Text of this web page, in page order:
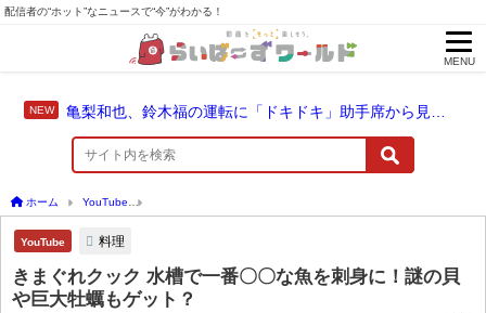
配信者の“ホット”なニュースで“今”がわかる！
MENU
ホーム YouTube
YouTube 料理
きまぐれクック 水槽で一番〇〇な魚を刺身に！謎の貝
や巨大牡蠣もゲット？